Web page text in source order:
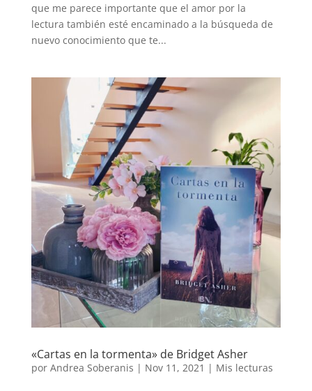
que me parece importante que el amor por la
lectura también esté encaminado a la búsqueda de
nuevo conocimiento que te...
«Cartas en la tormenta» de Bridget Asher
por Andrea Soberanis | Nov 11, 2021 | Mis lecturas